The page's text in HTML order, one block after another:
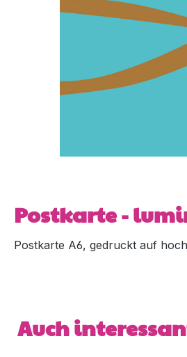
Postkarte -
Postkarte A6, gedruckt auf
Produktgalerie überspringen
Auch